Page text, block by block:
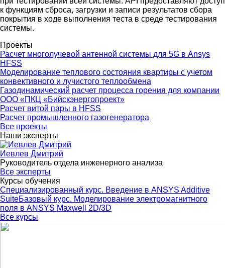
к функциям сброса, загрузки и записи результатов сбора
покрытия в ходе выполнения теста в среде тестирования
системы.
Проекты
Расчет многолучевой антенной системы для 5G в Ansys
HFSS
Моделирование теплового состояния квартиры с учетом
конвективного и лучистого теплообмена
Газодинамический расчет процесса горения для компании
ООО «ПКЦ «Бийскэнергопроект»
Расчет витой пары в HFSS
Расчет промышленного газогенератора
Все проекты
Наши эксперты
Иевлев Дмитрий
Руководитель отдела инженерного анализа
Все эксперты
Курсы обучения
Специализированный курс. Введение в ANSYS Additive
SuiteБазовый курс. Моделирование электромагнитного
поля в ANSYS Maxwell 2D/3D
Все курсы